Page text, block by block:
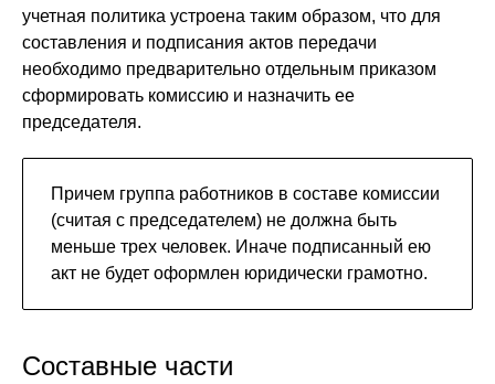
учетная политика устроена таким образом, что для
составления и подписания актов передачи
необходимо предварительно отдельным приказом
сформировать комиссию и назначить ее
председателя.
Причем группа работников в составе комиссии
(считая с председателем) не должна быть
меньше трех человек. Иначе подписанный ею
акт не будет оформлен юридически грамотно.
Составные части